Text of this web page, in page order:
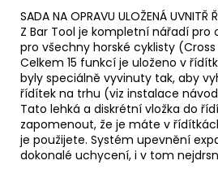
SADA NA OPRAVU ULOŽENÁ UVNITŘ
Z Bar Tool je kompletní nářadí pro
pro všechny horské cyklisty
Celkem 15 funkcí je uloženo v
byly speciálně vyvinuty tak, aby
řídítek na trhu (viz instalace
Tato lehká a diskrétní vložka do
zapomenout, že je máte v
je použijete. Systém upevnění
dokonalé uchycení, i v tom
e
m
e